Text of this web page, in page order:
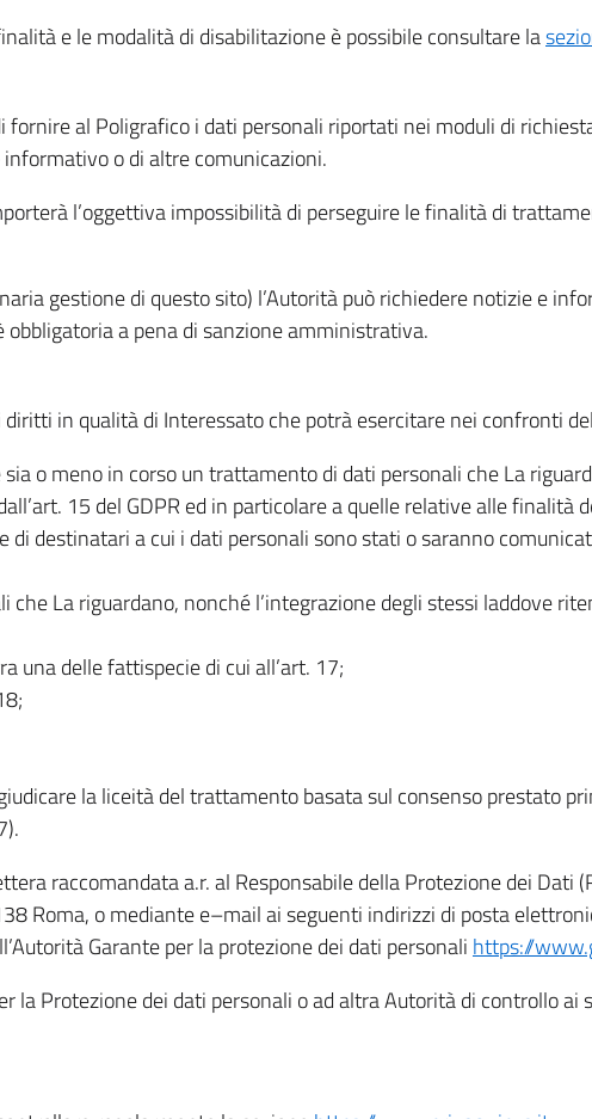
e le modalità di disabilitazione è possibile consultare la
al Poligrafico i dati personali riportati nei moduli di
o di altre comunicazioni.
l’oggettiva impossibilità di perseguire le finalità di
gestione di questo sito) l’Autorità può richiedere notizie e
a pena di sanzione amministrativa.
in qualità di Interessato che potrà esercitare nei confronti
o meno in corso un trattamento di dati personali che La
15 del GDPR ed in particolare a quelle relative alle finalità
destinatari a cui i dati personali sono stati o saranno
La riguardano, nonché l’integrazione degli stessi laddove
una delle fattispecie di cui all’art. 17;
la liceità del trattamento basata sul consenso prestato
raccomandata a.r. al Responsabile della Protezione dei Dati
Roma, o mediante e–mail ai seguenti indirizzi di posta
Garante per la protezione dei dati personali https://
Protezione dei dati personali o ad altra Autorità di controllo ai